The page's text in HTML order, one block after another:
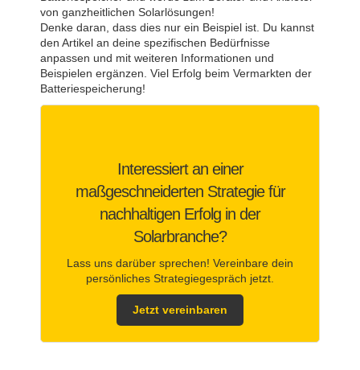
von ganzheitlichen Solarlösungen!
Denke daran, dass dies nur ein Beispiel ist. Du kannst
den Artikel an deine spezifischen Bedürfnisse
anpassen und mit weiteren Informationen und
Beispielen ergänzen. Viel Erfolg beim Vermarkten der
Batteriespeicherung!
Interessiert an einer
maßgeschneiderten Strategie für
nachhaltigen Erfolg in der
Solarbranche?
Lass uns darüber sprechen! Vereinbare dein
persönliches Strategiegespräch jetzt.
Jetzt vereinbaren